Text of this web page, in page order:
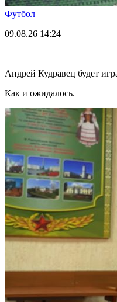
Футбол
09.08.26 14:24
Андрей Кудравец будет
Как и ожидалось.